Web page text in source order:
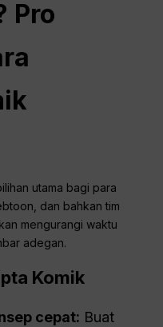
Pro
utama bagi para
dan bahkan tim
mengurangi waktu
adegan.
Komik
cepat: Buat